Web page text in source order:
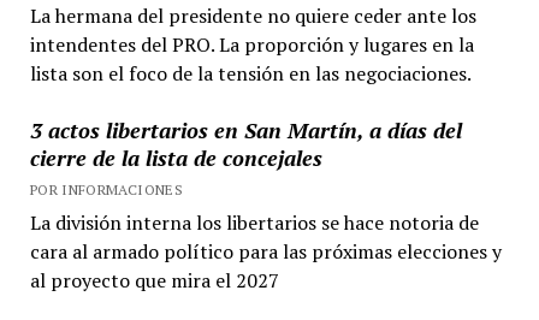
La hermana del presidente no quiere ceder ante los
intendentes del PRO. La proporción y lugares en la
lista son el foco de la tensión en las negociaciones.
3 actos libertarios en San Martín, a días del
cierre de la lista de concejales
POR INFORMACIONES
La división interna los libertarios se hace notoria de
cara al armado político para las próximas elecciones y
al proyecto que mira el 2027